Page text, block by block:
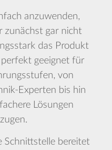
anzuwenden,
zunächst gar nicht
das Produkt
geeignet für
von
Experten bis hin
Lösungen
Schnittstelle bereitet